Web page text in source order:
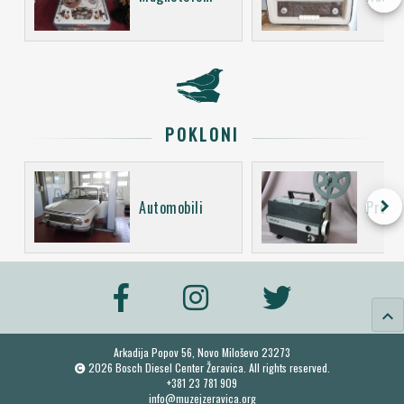
POKLONI
Automobili keyboard_arrow_right
keyboard_arrow_up
Arkadija Popov 56, Novo Miloševo 23273
2026 Bosch Diesel Center Žeravica. All rights reserved.
+381 23 781 909
info@muzejzeravica.org